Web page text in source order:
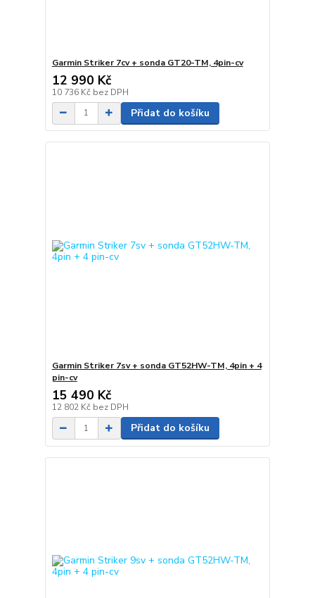
Garmin Striker 7cv + sonda GT20-TM, 4pin-cv
12 990 Kč
10 736 Kč bez DPH
Přidat do košíku
Garmin Striker 7sv + sonda GT52HW-TM, 4pin + 4
pin-cv
15 490 Kč
12 802 Kč bez DPH
Přidat do košíku